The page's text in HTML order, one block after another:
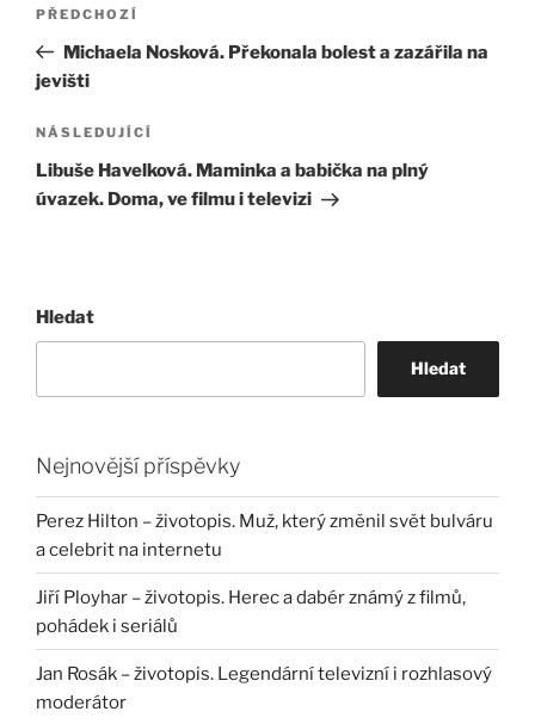
příspěvek
Předchozí
příspěvek
PŘEDCHOZÍ
Michaela Nosková. Překonala bolest a zazářila na
jevišti
Následující
příspěvek
NÁSLEDUJÍCÍ
Libuše Havelková. Maminka a babička na plný
úvazek. Doma, ve filmu i televizi
Hledat
Hledat
Nejnovější příspěvky
Perez Hilton – životopis. Muž, který změnil svět bulváru
a celebrit na internetu
Jiří Ployhar – životopis. Herec a dabér známý z filmů,
pohádek i seriálů
Jan Rosák – životopis. Legendární televizní i rozhlasový
moderátor